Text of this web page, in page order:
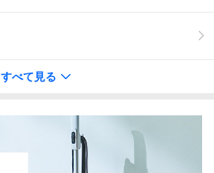
すべて見る